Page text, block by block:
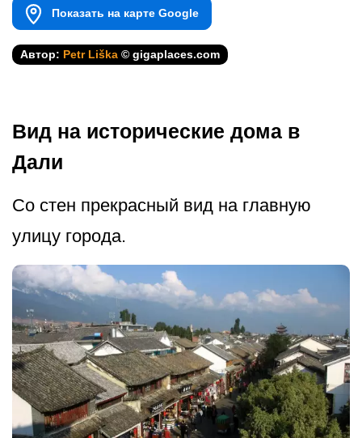
Показать на карте Google
Автор: Petr Liška © gigaplaces.com
Вид на исторические дома в
Дали
Со стен прекрасный вид на главную
улицу города.